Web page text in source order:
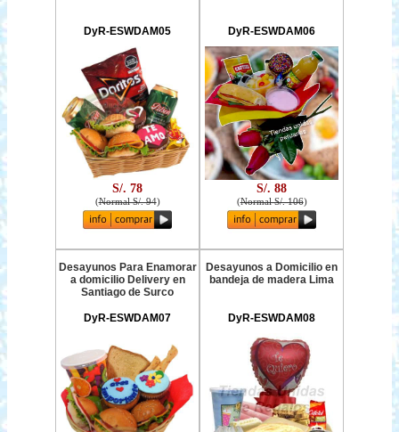
DyR-ESWDAM05
S/. 78
(Normal S/. 94)
DyR-ESWDAM06
S/. 88
(Normal S/. 106)
Desayunos Para Enamorar
a domicilio Delivery en
Santiago de Surco
DyR-ESWDAM07
Desayunos a Domicilio en
bandeja de madera Lima
DyR-ESWDAM08